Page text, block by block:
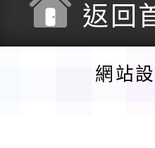
返回
網站